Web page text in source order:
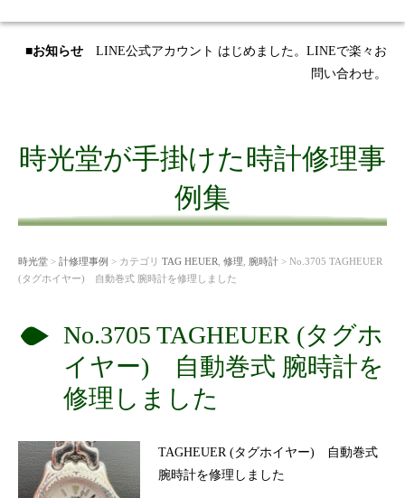
■お知らせ LINE公式アカウント はじめました。LINEで楽々お
問い合わせ。
時光堂が手掛けた時計修理事
例集
時光堂 > 計修理事例 > カテゴリ TAG HEUER 修理 腕時計 > No.3705 TAGHEUER
(タグホイヤー) 自動巻式 腕時計を修理しました
No.3705 TAGHEUER (タグホ
イヤー) 自動巻式 腕時計を
修理しました
TAGHEUER (タグホイヤー) 自動巻式
腕時計を修理しました